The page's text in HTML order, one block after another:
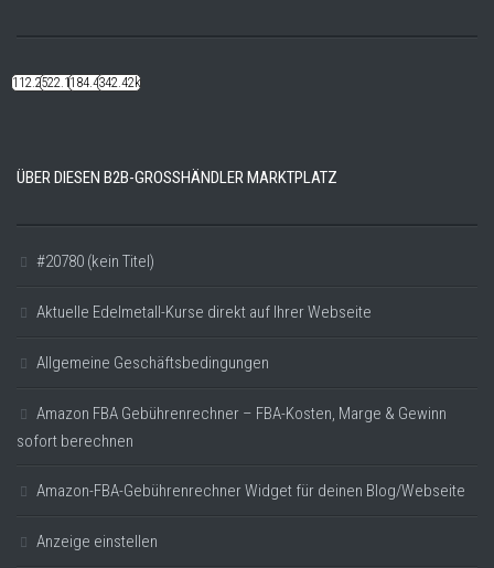
112.22k522.14k184.48k342.42k
ÜBER DIESEN B2B-GROSSHÄNDLER MARKTPLATZ
#20780 (kein Titel)
Aktuelle Edelmetall-Kurse direkt auf Ihrer Webseite
Allgemeine Geschäftsbedingungen
Amazon FBA Gebührenrechner – FBA-Kosten, Marge & Gewinn
sofort berechnen
Amazon-FBA-Gebührenrechner Widget für deinen Blog/Webseite
Anzeige einstellen